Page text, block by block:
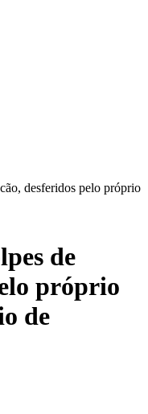
desferidos pelo próprio
de
próprio
de